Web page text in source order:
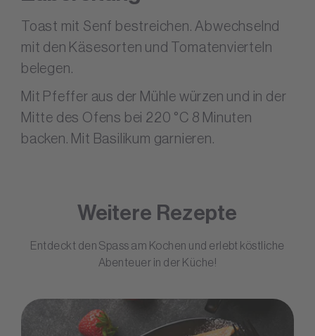
Toast mit Senf bestreichen. Abwechselnd
mit den Käsesorten und Tomatenvierteln
belegen.
Mit Pfeffer aus der Mühle würzen und in der
Mitte des Ofens bei 220 °C 8 Minuten
backen. Mit Basilikum garnieren.
Weitere Rezepte
Entdeckt den Spass am Kochen und erlebt köstliche
Abenteuer in der Küche!